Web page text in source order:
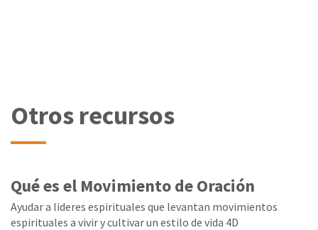
Otros recursos
Qué es el Movimiento de Oración
Ayudar a lideres espirituales que levantan movimientos
espirituales a vivir y cultivar un estilo de vida 4D